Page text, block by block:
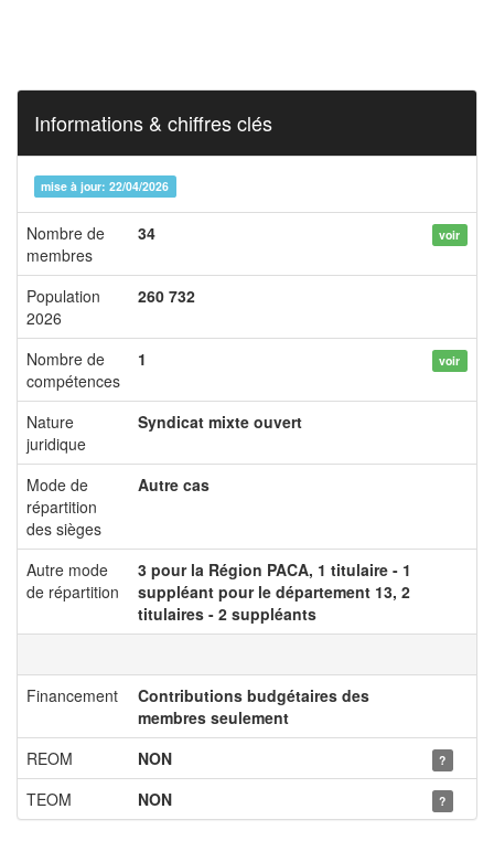
Informations & chiffres clés
mise à jour: 22/04/2026
Nombre de
membres
34 voir
Population
2026
260 732
Nombre de
compétences
1 voir
Nature
juridique
Syndicat mixte ouvert
Mode de
répartition
des sièges
Autre cas
Autre mode
de répartition
3 pour la Région PACA, 1 titulaire - 1
suppléant pour le département 13, 2
titulaires - 2 suppléants
Financement
Contributions budgétaires des
membres seulement
REOM
NON ?
TEOM NON ?